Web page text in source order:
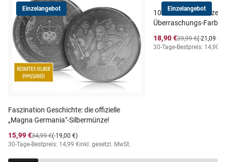
Einzelangebot
Faszination Geschichte: die offizielle
„Magna Germania"-Silbermünze!
15,99 €
(-19,00 €)
34,99 €
30-Tage-Bestpreis: 14,99 €inkl. gesetzl. MwSt.
Einzelangebot
10-Euro-Silbermünze
Überraschungs-
18,90 €
(-21,09 €)
39,99 €
30-Tage-Bestpreis: 14,90 €